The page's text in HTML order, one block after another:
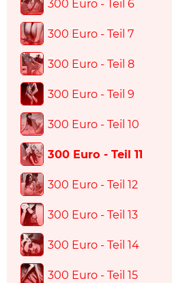
300 Euro - Teil 6
300 Euro - Teil 7
300 Euro - Teil 8
300 Euro - Teil 9
300 Euro - Teil 10
300 Euro - Teil 11
300 Euro - Teil 12
300 Euro - Teil 13
300 Euro - Teil 14
300 Euro - Teil 15